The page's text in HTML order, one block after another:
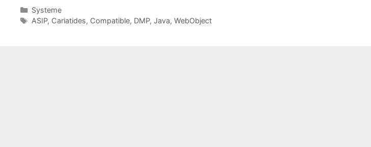
Catégories
Systeme
Étiquettes
ASIP, Cariatides, Compatible, DMP, Java, WebObject